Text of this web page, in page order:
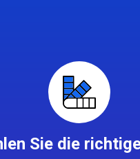
Sie die